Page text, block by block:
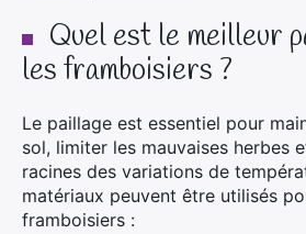
Quel est le meilleur
les framboisiers ?
Le paillage est essentiel pour
sol, limiter les mauvaises herbes
racines des variations de
matériaux peuvent être utilisés
framboisiers :